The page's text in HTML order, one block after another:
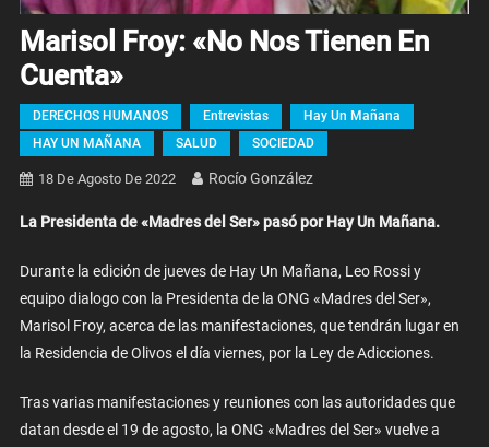
Marisol Froy: «No Nos Tienen En
Cuenta»
DERECHOS HUMANOS Entrevistas
Hay Un Mañana
HAY UN MAÑANA
SALUD SOCIEDAD
18 De Agosto De 2022 Rocío González
La Presidenta de «Madres del Ser» pasó por Hay Un Mañana.
Durante la edición de jueves de Hay Un Mañana, Leo Rossi y
equipo dialogo con la Presidenta de la ONG «Madres del Ser»,
Marisol Froy, acerca de las manifestaciones, que tendrán lugar en
la Residencia de Olivos el día viernes, por la Ley de Adicciones.
Tras varias manifestaciones y reuniones con las autoridades que
datan desde el 19 de agosto, la ONG «Madres del Ser» vuelve a